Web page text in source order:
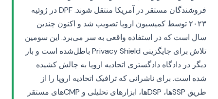
فروشندگان مستقر در آمریکا منتقل شوند. DPF در ژوئیه
۲۰۲۳ توسط کمیسیون اروپا تصویب شد و اکنون چندین
سال است که در استفاده واقعی به سر می‌برد. این سومین
تلاش برای جایگزینی Privacy Shield باطل‌شده است و بار
دیگر در دادگاه دادگستری اتحادیه اروپا به چالش کشیده
شده است. برای ناشرانی که ترافیک اتحادیه اروپا را از
طریق SSPها، DSPها، ابزارهای تحلیلی و CMPهای مستقر